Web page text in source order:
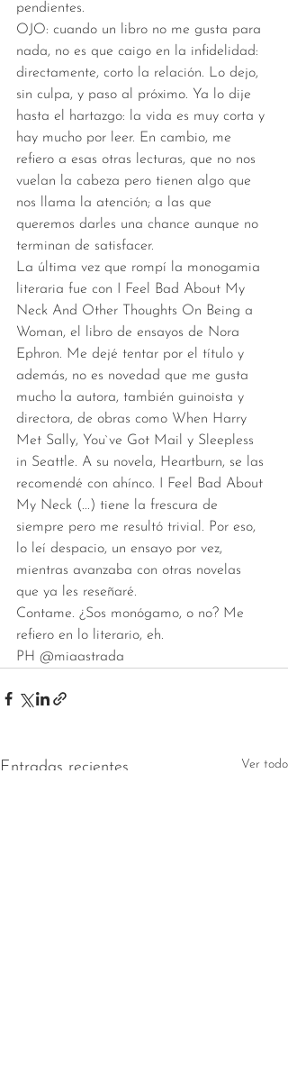
pendientes.
OJO: cuando un libro no me gusta para
nada, no es que caigo en la infidelidad:
directamente, corto la relación. Lo dejo,
sin culpa, y paso al próximo. Ya lo dije
hasta el hartazgo: la vida es muy corta y
hay mucho por leer. En cambio, me
refiero a esas otras lecturas, que no nos
vuelan la cabeza pero tienen algo que
nos llama la atención; a las que
queremos darles una chance aunque no
terminan de satisfacer.
La última vez que rompí la monogamia
literaria fue con I Feel Bad About My
Neck And Other Thoughts On Being a
Woman, el libro de ensayos de Nora
Ephron. Me dejé tentar por el título y
además, no es novedad que me gusta
mucho la autora, también guinoista y
directora, de obras como When Harry
Met Sally, You`ve Got Mail y Sleepless
in Seattle. A su novela, Heartburn, se las
recomendé con ahínco. I Feel Bad About
My Neck (...) tiene la frescura de
siempre pero me resultó trivial. Por eso,
lo leí despacio, un ensayo por vez,
mientras avanzaba con otras novelas
que ya les reseñaré.
Contame. ¿Sos monógamo, o no? Me
refiero en lo literario, eh.
PH @miaastrada
Entradas recientes Ver todo